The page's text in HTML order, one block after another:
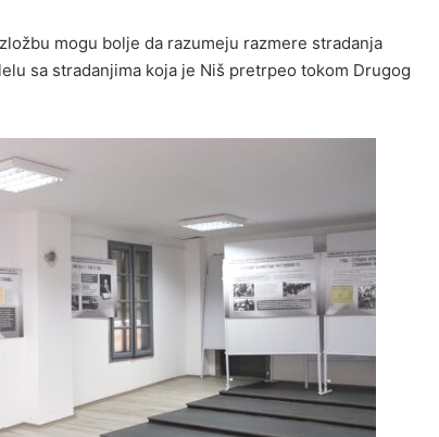
mogu bolje da razumeju razmere stradanja
sa stradanjima koja je Niš pretrpeo tokom Drugog